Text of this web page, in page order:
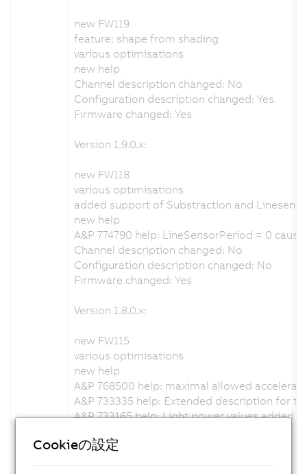
new FW119
feature: shape from shading
various optimisations
new help
Channel description changed: No
Configuration description changed: Yes
Firmware changed: Yes
Version 1.9.0.x:
new FW118
various optimisations
added support of Substraction and
new help
A&P 774790 help: LineSensorPeriod = 0
Channel description changed: No
Configuration description changed: No
Firmware changed: Yes
Version 1.8.0.x:
new FW115
various optimisations
new help
A&P 768500 help: maximal allowed
A&P 733335 help: Extended description for
A&P 733165 help: Light power values added
Configuration description changed: No
Cookieの設定